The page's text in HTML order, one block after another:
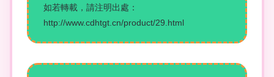
如若轉載，請注明出處：
http://www.cdhtgt.cn/product/29.html